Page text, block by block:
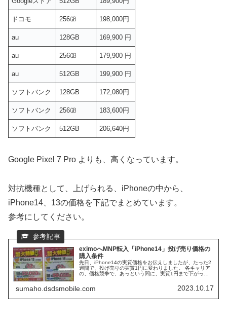
ドコモ 256㎇ 198,000円
au 128GB 169,900 円
au 256㎇ 179,900 円
au 512GB 199,900 円
ソフトバンク 128GB 172,080円
ソフトバンク 256㎇ 183,600円
ソフトバンク 512GB 206,640円
Google Pixel 7 Pro よりも、高くなっています。
対抗機種として、上げられる、iPhoneの中から、
iPhone14、13の価格を下記でまとめています。
参考にしてください。
eximoへMNP転入「iPhone14」投げ売り価格の
購入条件
先日、iPhone14の実質価格をお伝えしましたが、たった2
週間で、投げ売りの実質1円に変わりました。 各キャリア
の、価格競争で、あっという間に、実質1円まで下がった
が、今のところ、iPhone14と同額での販売です。
sumaho.dsdsmobile.com 2023.10.17